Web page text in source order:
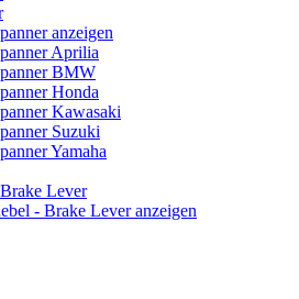
anzeigen
Aprilia
BMW
Honda
Kawasaki
Suzuki
Yamaha
Lever
- Brake Lever anzeigen